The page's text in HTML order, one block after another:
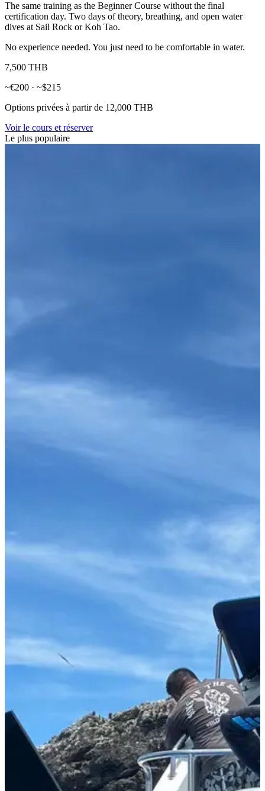
The same training as the Beginner Course without the final
certification day. Two days of theory, breathing, and open water
dives at Sail Rock or Koh Tao.
No experience needed. You just need to be comfortable in water.
7,500 THB
~€200 · ~$215
Options privées à partir de 12,000 THB
Voir le cours et réserver
Le plus populaire